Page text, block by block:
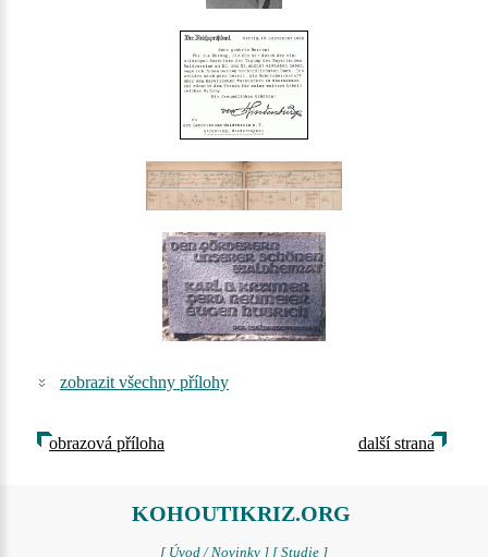
zobrazit všechny přílohy
obrazová příloha další strana
KOHOUTIKRIZ.ORG
[ Úvod / Novinky ] [ Studie ]